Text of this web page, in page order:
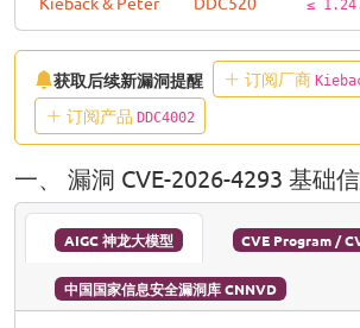
≤
获取后续新漏洞提醒 订阅厂商
订阅产品 DDC4002
一、 漏洞 CVE-2026-4293 基础
AIGC 神龙大模型 CVE Program /
中国国家信息安全漏洞库 CNNVD